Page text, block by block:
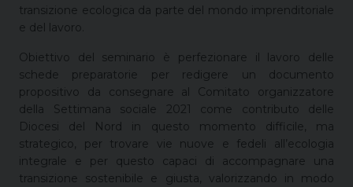
transizione ecologica da parte del mondo imprenditoriale
e del lavoro.
Obiettivo del seminario è perfezionare il lavoro delle
schede preparatorie per redigere un documento
propositivo da consegnare al Comitato organizzatore
della Settimana sociale 2021 come contributo delle
Diocesi del Nord in questo momento difficile, ma
strategico, per trovare vie nuove e fedeli all’ecologia
integrale e per questo capaci di accompagnare una
transizione sostenibile e giusta, valorizzando in modo